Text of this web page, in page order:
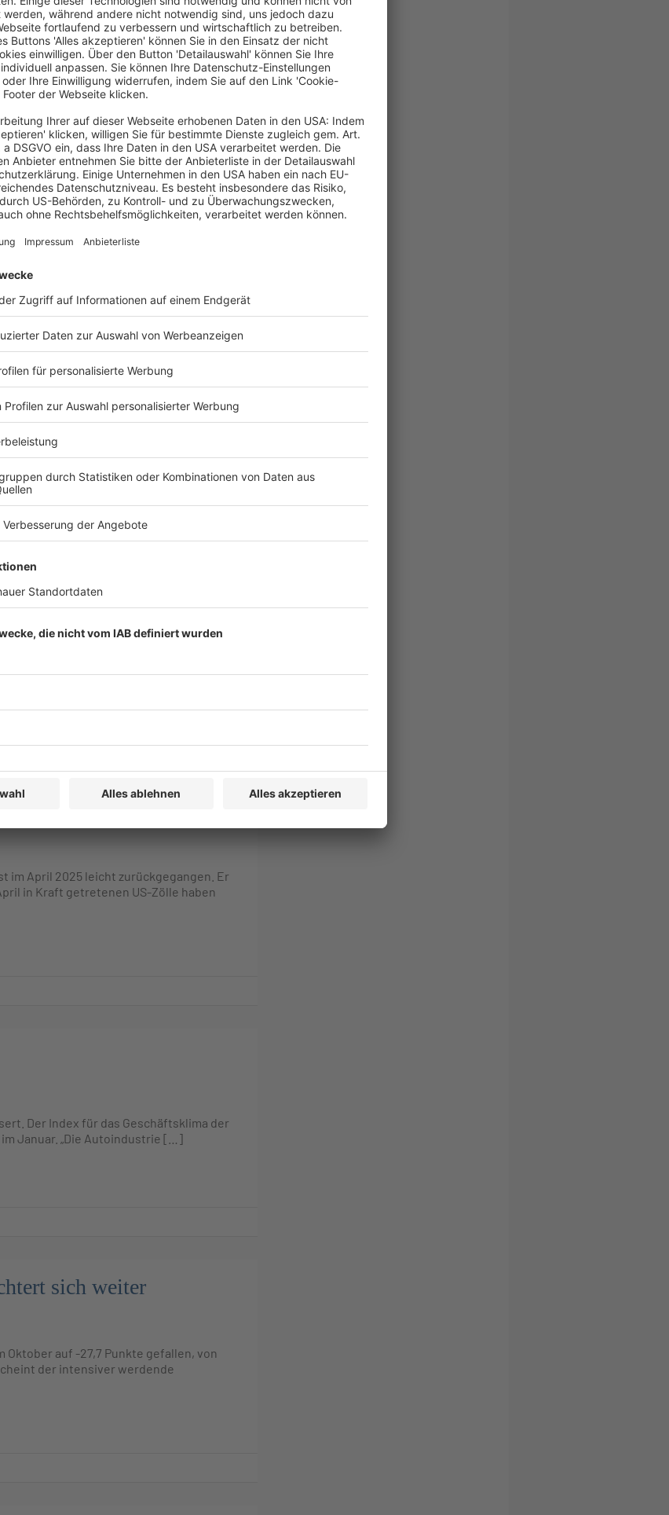
hat sich im Februar
erneut verbessert. Der Indikator stieg
bewerteten ihre aktuelle Geschäftslage
etwas besser
2025 leicht verbessert: Der
die Unternehmen ihre aktuelle
in der Autoindustrie
im April 2025 leicht zurückgegangen. Er
in Kraft getretenen US-Zölle haben
Der Index für das Geschäftsklima der
Januar. „Die Autoindustrie […]
sich weiter
auf -27,7 Punkte gefallen, von
der intensiver werdende